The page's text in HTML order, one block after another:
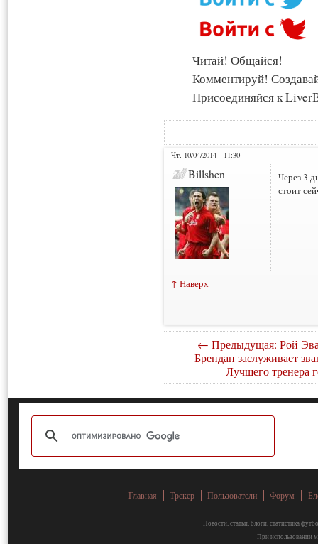
Читай! Общайся!
Комментируй!
Присоединяйся к
Чт, 10/04/2014 - 11:30
Billshen
Через 3
стоит
↑ Наверх
← Предыдущая: Рой
Брендан заслуживает
Лучшего тренера
Главная Трекер Пользователи Форум
Новости, статьи, блоги, статистика
При использовании